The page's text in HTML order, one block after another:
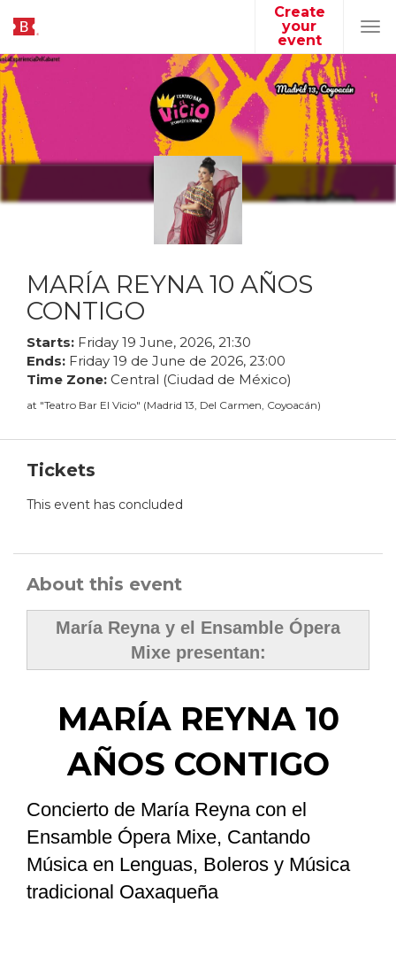
Create
your
event
MARÍA REYNA 10 AÑOS
CONTIGO
Starts: Friday 19 June, 2026, 21:30
Ends: Friday 19 de June de 2026, 23:00
Time Zone: Central (Ciudad de México)
at "Teatro Bar El Vicio" (Madrid 13, Del Carmen, Coyoacán)
Tickets
This event has concluded
About this event
María Reyna y el Ensamble Ópera
Mixe presentan:
MARÍA REYNA 10
AÑOS CONTIGO
Concierto de María Reyna con el
Ensamble Ópera Mixe, Cantando
Música en Lenguas, Boleros y Música
tradicional Oaxaqueña